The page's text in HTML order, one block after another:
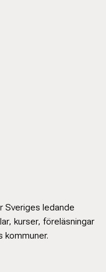
Sveriges ledande
kurser, föreläsningar
kommuner.